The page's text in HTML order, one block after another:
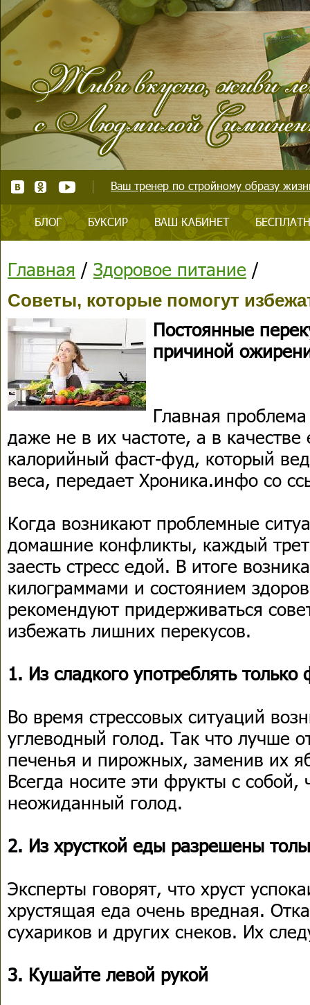
Ваш тренер по стройному образу
БЛОГ БУКСИР ВАШ КАБИНЕТ
Главная / Здоровое питание /
Советы, которые помогут
Постоянные
причиной
Главная
даже не в их частоте, а в
калорийный фаст-фуд, который
веса, передает Хроника.инфо со
Когда возникают проблемные
домашние конфликты, каждый
заесть стресс едой. В итоге
килограммами и состоянием
рекомендуют придерживаться
избежать лишних перекусов.
1. Из сладкого употреблять
Во время стрессовых ситуаций
углеводный голод. Так что лучше
печенья и пирожных, заменив их
Всегда носите эти фрукты с собой,
неожиданный голод.
2. Из хрусткой еды разрешены
Эксперты говорят, что хруст
хрустящая еда очень вредная.
сухариков и других снеков. Их
3. Кушайте левой рукой